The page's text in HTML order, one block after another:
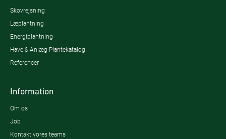
Skovrejsning
Læplantning
Energiplantning
Have & Anlæg Plantekatalog
Referencer
Information
Om os
Job
Kontakt vores teams